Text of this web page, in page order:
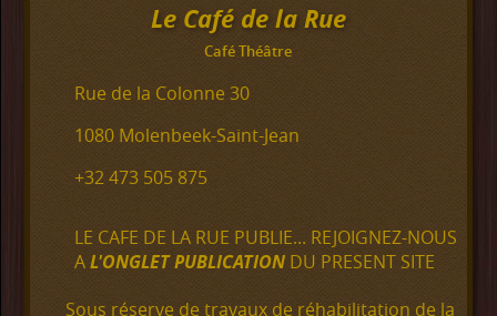
Le Café de la Rue
Café Théâtre
Rue de la Colonne 30
1080 Molenbeek-Saint-Jean
+32 473 505 875
LE CAFE DE LA RUE PUBLIE... REJOIGNEZ-NOUS
AL'ONGLET PUBLICATIONDU PRESENT SITE
Sous réserve de travaux de réhabilitation de la